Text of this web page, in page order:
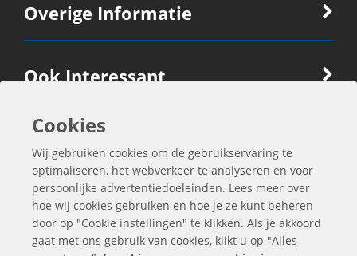
Overige Informatie
Ook Interessant
Contactgegevens
Cookies
Wij gebruiken cookies om de gebruikservaring te
optimaliseren, het webverkeer te analyseren en voor
persoonlijke advertentiedoeleinden. Lees meer over
hoe wij cookies gebruiken en hoe je ze kunt beheren
door op "Cookie instellingen" te klikken. Als je akkoord
gaat met ons gebruik van cookies, klikt u op "Alles